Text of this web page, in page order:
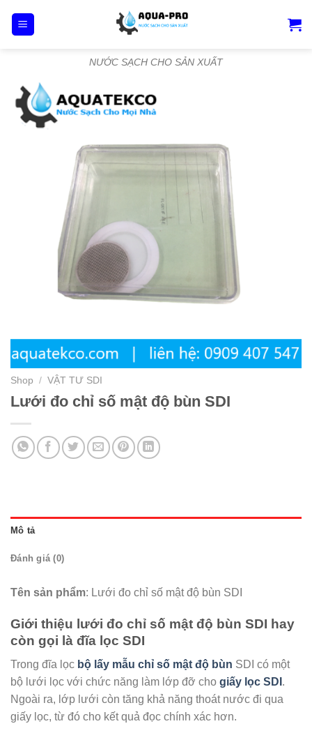
NƯỚC SẠCH CHO SẢN XUẤT
Shop / VẬT TƯ SDI
Lưới đo chỉ số mật độ bùn SDI
Mô tả
Đánh giá (0)
Tên sản phẩm: Lưới đo chỉ số mật độ bùn SDI
Giới thiệu lưới đo chỉ số mật độ bùn SDI hay
còn gọi là đĩa lọc SDI
Trong đĩa lọc bộ lấy mẫu chỉ số mật độ bùn SDI có một
bộ lưới lọc với chức năng làm lớp đỡ cho giấy lọc SDI .
Ngoài ra, lớp lưới còn tăng khả năng thoát nước đi qua
giấy lọc, từ đó cho kết quả đọc chính xác hơn.